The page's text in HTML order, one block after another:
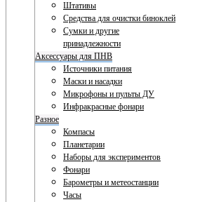
Штативы
Средства для очистки биноклей
Сумки и другие
принадлежности
Аксессуары для ПНВ
Источники питания
Маски и насадки
Микрофоны и пульты ДУ
Инфракрасные фонари
Разное
Компасы
Планетарии
Наборы для экспериментов
Фонари
Барометры и метеостанции
Часы